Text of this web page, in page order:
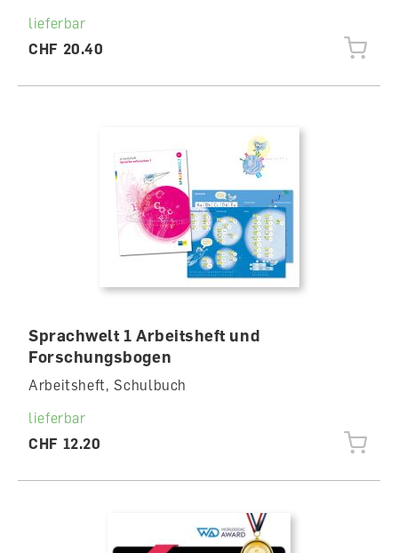
lieferbar
CHF 20.40
Sprachwelt 1 Arbeitsheft und
Forschungsbogen
Arbeitsheft, Schulbuch
lieferbar
CHF 12.20